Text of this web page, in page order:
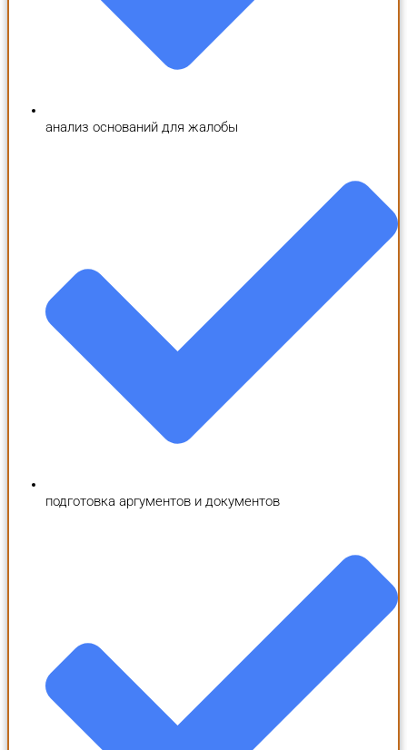
анализ оснований для жалобы
подготовка аргументов и документов